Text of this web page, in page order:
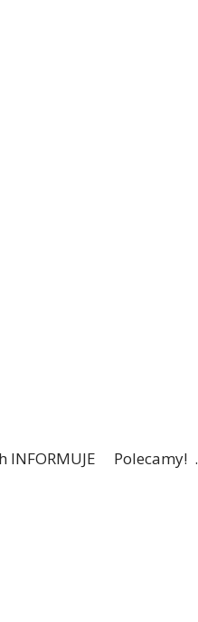
INFORMUJE Polecamy! …